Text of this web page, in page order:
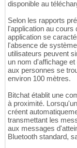
disponible au
Selon les rapports
l'application au cours
application se
l'absence de
utilisateurs peuvent
un nom d'affichage
aux personnes se
environ 100 mètres.
Bitchat établit une
à proximité.
créent
transmettant les
aux messages
Bluetooth standard,